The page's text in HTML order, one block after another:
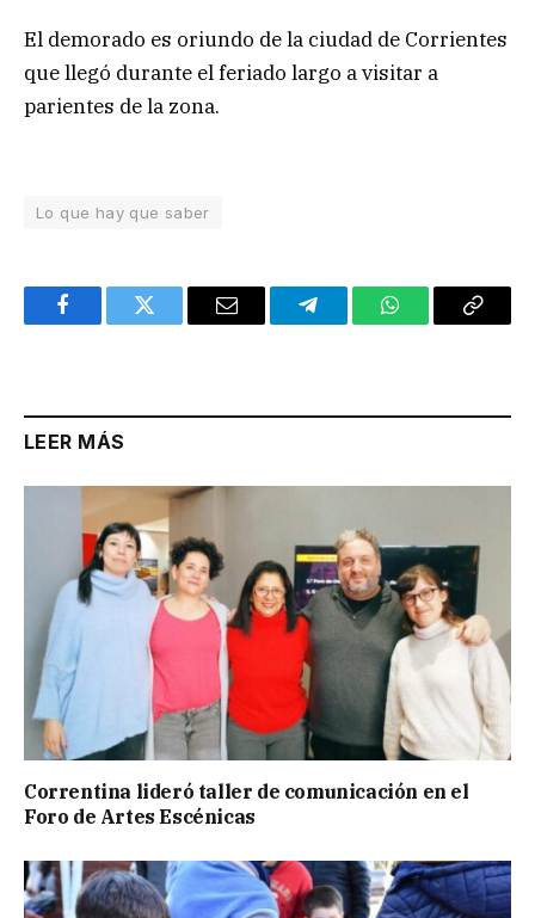
El demorado es oriundo de la ciudad de Corrientes
que llegó durante el feriado largo a visitar a
parientes de la zona.
Lo que hay que saber
FacebookTwitter Email TelegramWhatsAppCopy
LEER MÁS
Correntina lideró taller de comunicación en el
Foro de Artes Escénicas